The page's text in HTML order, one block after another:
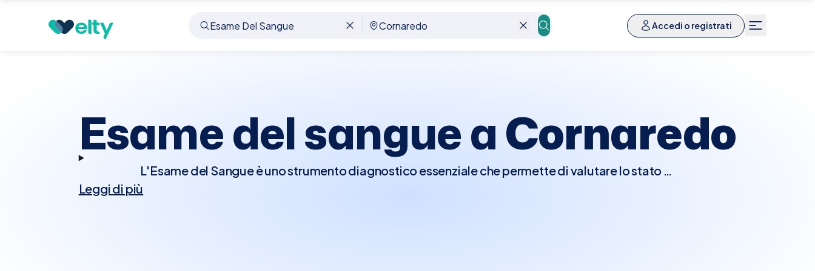
Accedi o registrati
Prenota visita Esame Del Sangue Cornaredo
Esame del sangue aCornaredo
L'Esame del Sangue è uno strumento diagnostico essenziale che permette di valutare lo stato di
Leggi di più